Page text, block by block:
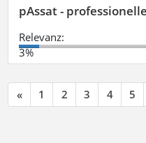
pAssat -
Relevanz:
3%
« 1 2 3 4 5